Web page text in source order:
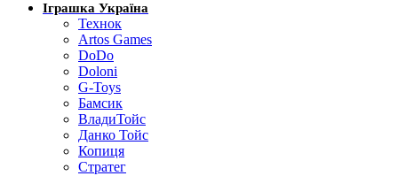
Іграшка Україна
Технок
Artos Games
DoDo
Doloni
G-Toys
Бамсик
ВладиТойс
Данко Тойс
Копиця
Стратег